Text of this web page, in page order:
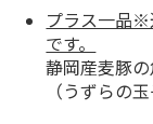
プラス一品※
です。
静岡産麦豚
（うずらの